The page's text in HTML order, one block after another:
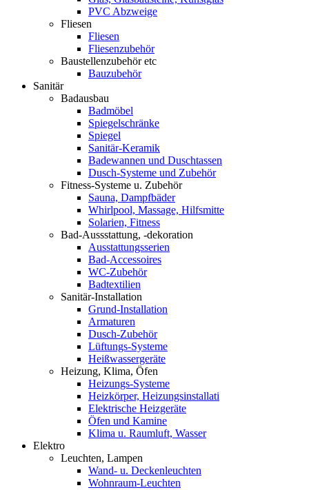
PVC Abzweige
Fliesen
Fliesen
Fliesenzubehör
Baustellenzubehör etc
Bauzubehör
Sanitär
Badausbau
Badmöbel
Spiegelschränke
Spiegel
Sanitär-Keramik
Badewannen und Duschtassen
Dusch-Systeme und Zubehör
Fitness-Systeme u. Zubehör
Sauna, Dampfbäder
Whirlpool, Massage, Hilfsmitte
Solarien, Fitness
Bad-Aussstattung, -dekoration
Ausstattungsserien
Bad-Accessoires
WC-Zubehör
Badtextilien
Sanitär-Installation
Grund-Installation
Armaturen
Dusch-Zubehör
Lüftungs-Systeme
Heißwassergeräte
Heizung, Klima, Öfen
Heizungs-Systeme
Heizkörper, Heizungsinstallati
Elektrische Heizgeräte
Öfen und Kamine
Klima u. Raumluft, Wasser
Elektro
Leuchten, Lampen
Wand- u. Deckenleuchten
Wohnraum-Leuchten